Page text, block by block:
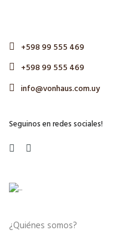
+598 99 555 469
+598 99 555 469
info@vonhaus.com.uy
Seguinos en redes sociales!
¿Quiénes somos?